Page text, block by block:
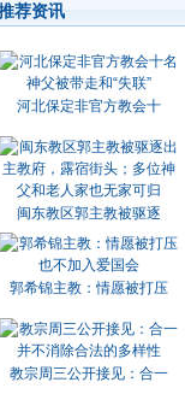
荐资讯
河北保定非官方教会十
闽东教区郭主教被驱逐
郭希锦主教：情愿被打压
教宗周三公开接见：合一